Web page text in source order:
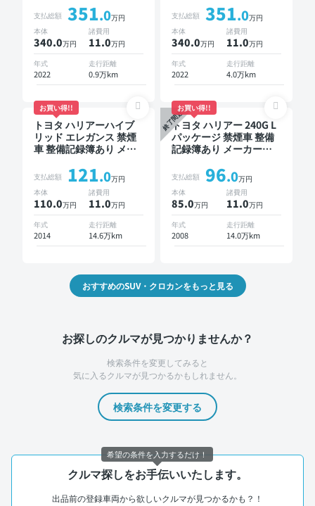
ブラインドスポットモニ
ター オートクルーズ ス
マートキー ETC 電動バ
ックドア バックモニタ
ー 全方位カメラ ドライ
ブレコーダー 衝突軽減
支払総額 351.0万円
本体
340.0万円
諸費用
11.0万円
年式
2022
走行距離
0.9万km
インドスポットモニター
デジタルインナーミラー
オートクルーズ スマー
トキー ETC バックモニ
ター ドライブレコーダ
ー 衝突軽減
支払総額 351.0万円
本体
340.0万円
諸費用
11.0万円
年式
2022
走行距離
4.0万km
お買い得!!
トヨタ ハリアーハイブ
リッド エレガンス 禁煙
車 整備記録簿あり メー
スマートキー ETC バッ
クモニター ドライブレ
コーダー
支払総額 121.0万円
本体
110.0万円
諸費用
11.0万円
年式
2014
走行距離
14.6万km
終了間近
お買い得!!
トヨタ ハリアー 240G L
パッケージ 禁煙車 整備
記録簿あり メーカーオ
レスキー ETC サンルー
フ バックモニター ドラ
イブレコーダー
支払総額 96.0万円
本体
85.0万円
諸費用
11.0万円
年式
2008
走行距離
14.0万km
おすすめのSUV・クロカンをもっと見る
お探しのクルマが見つかりませんか？
検索条件を変更してみると
気に入るクルマが見つかるかもしれません。
検索条件を変更する
クルマ探しをお手伝いいたします。
出品前の登録車両から欲しいクルマが見つかるかも？！
希望の条件を入力するだけ！